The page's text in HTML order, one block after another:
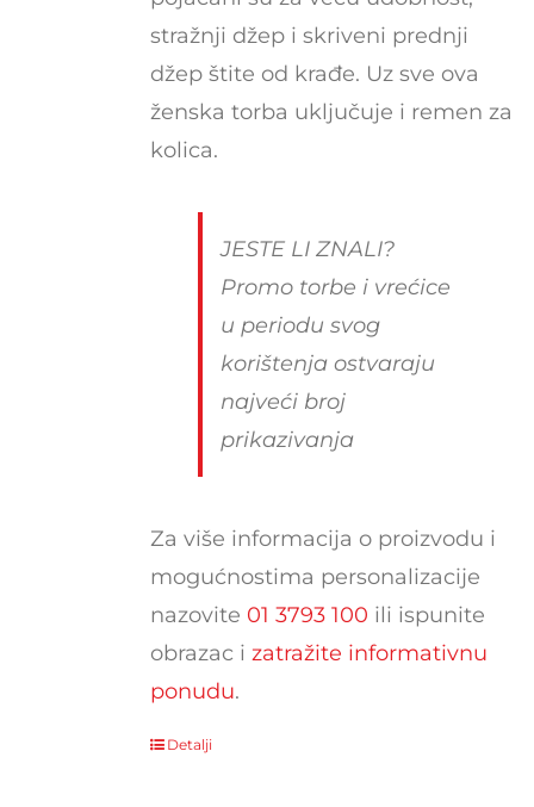
stražnji džep i skriveni prednji
džep štite od krađe. Uz sve ova
ženska torba uključuje i remen za
kolica.
JESTE LI ZNALI?
Promo torbe i vrećice
u periodu svog
korištenja ostvaraju
najveći broj
prikazivanja
Za više informacija o proizvodu i
mogućnostima personalizacije
nazovite 01 3793 100 ili ispunite
obrazac i zatražite informativnu
ponudu.
Detalji